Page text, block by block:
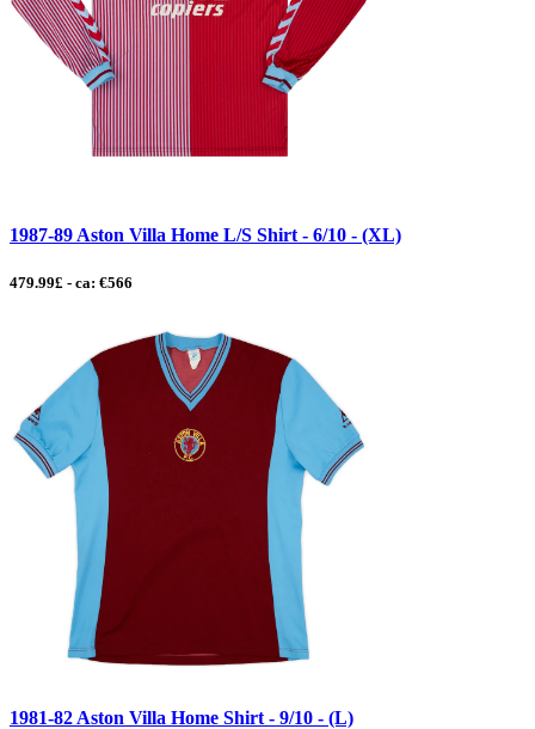
1987-89 Aston Villa Home L/S Shirt - 6/10 - (XL)
479.99£ - ca: €566
1981-82 Aston Villa Home Shirt - 9/10 - (L)